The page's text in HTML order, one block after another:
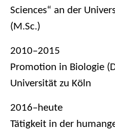
Sciences“ an der
(M.Sc.)
2010–2015
Promotion in Biologie
Universität zu Köln
2016–heute
Tätigkeit in der